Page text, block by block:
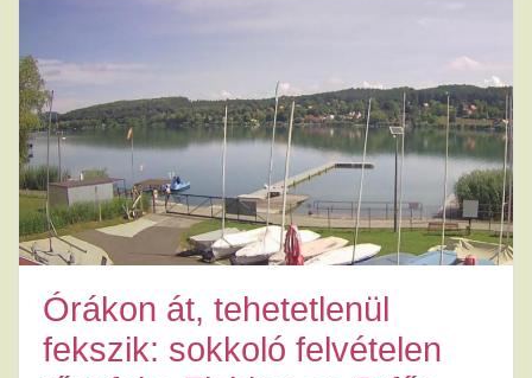
Órákon át, tehetetlenül
fekszik: sokkoló felvételen